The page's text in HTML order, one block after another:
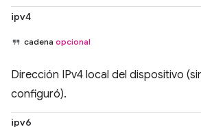
ipv4
cadena opcional
Dirección IPv4 local del dispositivo
configuró).
ipv6